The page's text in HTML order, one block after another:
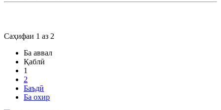
Саҳифаи 1 аз 2
Ба аввал
Қаблӣ
1
2
Баъдӣ
Ба охир